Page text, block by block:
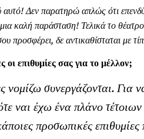
αυτό! Δεν παρατηρώ απλώς ότι
μια καλή παράσταση! Τελικά το
προσφέρει, δε αντικαθίσταται με
οι επιθυμίες σας για το μέλλον;
νομίζω συνεργάζονται.
ναι έχω ένα πλάνο
προσωπικές